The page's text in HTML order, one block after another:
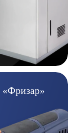
«Фризар»